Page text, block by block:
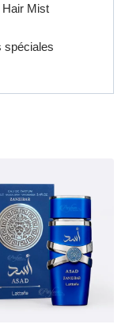
Hair Mist
spéciales